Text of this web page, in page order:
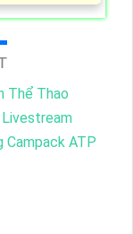
Thể Thao
Campack ATP